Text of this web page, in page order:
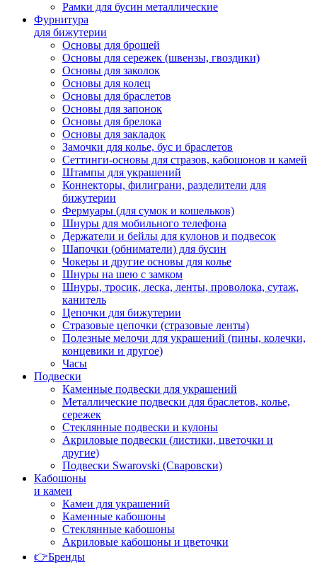
Рамки для бусин металлические
Фурнитура
для бижутерии
Основы для брошей
Основы для сережек (швензы, гвоздики)
Основы для заколок
Основы для колец
Основы для браслетов
Основы для запонок
Основы для брелока
Основы для закладок
Замочки для колье, бус и браслетов
Сеттинги-основы для стразов, кабошонов и камей
Штампы для украшений
Коннекторы, филиграни, разделители для
бижутерии
Фермуары (для сумок и кошельков)
Шнуры для мобильного телефона
Держатели и бейлы для кулонов и подвесок
Шапочки (обниматели) для бусин
Чокеры и другие основы для колье
Шнуры на шею с замком
Шнуры, тросик, леска, ленты, проволока, сутаж,
канитель
Цепочки для бижутерии
Стразовые цепочки (стразовые ленты)
Полезные мелочи для украшений (пины, колечки,
концевики и другое)
Часы
Подвески
Каменные подвески для украшений
Металлические подвески для браслетов, колье,
сережек
Стеклянные подвески и кулоны
Акриловые подвески (листики, цветочки и
другие)
Подвески Swarovski (Сваровски)
Кабошоны
и камеи
Камеи для украшений
Каменные кабошоны
Стеклянные кабошоны
Акриловые кабошоны и цветочки
👉Бренды